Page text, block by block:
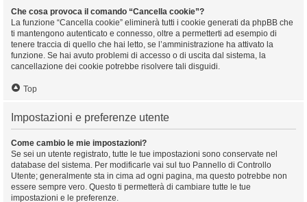
Che cosa provoca il comando “Cancella cookie”?
La funzione “Cancella cookie” eliminerà tutti i cookie generati da phpBB che
ti mantengono autenticato e connesso, oltre a permetterti ad esempio di
tenere traccia di quello che hai letto, se l’amministrazione ha attivato la
funzione. Se hai avuto problemi di accesso o di uscita dal sistema, la
cancellazione dei cookie potrebbe risolvere tali disguidi.
Top
Impostazioni e preferenze utente
Come cambio le mie impostazioni?
Se sei un utente registrato, tutte le tue impostazioni sono conservate nel
database del sistema. Per modificarle vai sul tuo Pannello di Controllo
Utente; generalmente sta in cima ad ogni pagina, ma questo potrebbe non
essere sempre vero. Questo ti permetterà di cambiare tutte le tue
impostazioni e le preferenze.